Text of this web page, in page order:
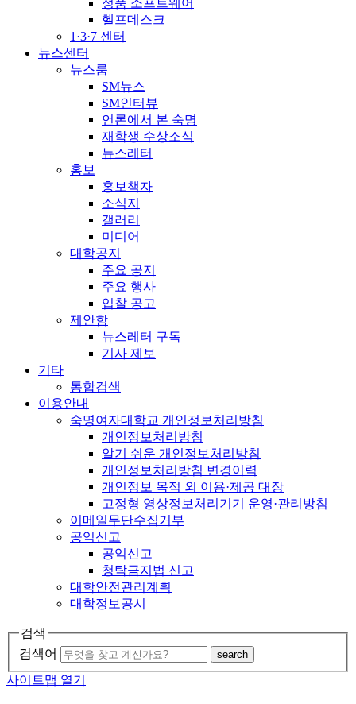
헬프데스크
1·3·7 센터
뉴스센터
뉴스룸
SM뉴스
SM인터뷰
언론에서 본 숙명
재학생 수상소식
뉴스레터
홍보
홍보책자
소식지
갤러리
미디어
대학공지
주요 공지
주요 행사
입찰 공고
제안함
뉴스레터 구독
기사 제보
기타
통합검색
이용안내
숙명여자대학교 개인정보처리방침
개인정보처리방침
알기 쉬운 개인정보처리방침
개인정보처리방침 변경이력
개인정보 목적 외 이용·제공 대장
고정형 영상정보처리기기 운영·관리방침
이메일무단수집거부
공익신고
공익신고
청탁금지법 신고
대학안전관리계획
대학정보공시
검색
검색어
search
사이트맵 열기